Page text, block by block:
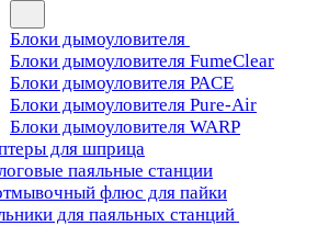
Блоки дымоуловителя
Блоки дымоуловителя FumeClear
Блоки дымоуловителя PACE
Блоки дымоуловителя Pure-Air
Блоки дымоуловителя WARP
для шприца
паяльные станции
флюс для пайки
для паяльных станций